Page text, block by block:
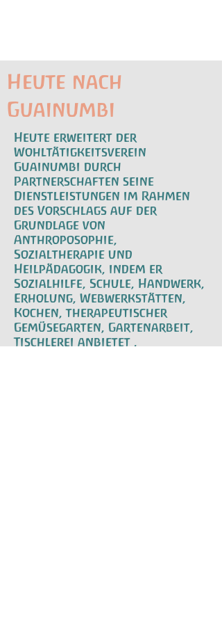
Heute nach
Guainumbi
Heute erweitert der
Wohltätigkeitsverein
Guainumbi durch
Partnerschaften seine
Dienstleistungen im Rahmen
des Vorschlags auf der
Grundlage von
Anthroposophie,
Sozialtherapie und
Heilpädagogik, indem er
Sozialhilfe, Schule, Handwerk,
Erholung, Webwerkstätten,
Kochen, therapeutischer
Gemüsegarten, Gartenarbeit,
Tischlerei anbietet ,